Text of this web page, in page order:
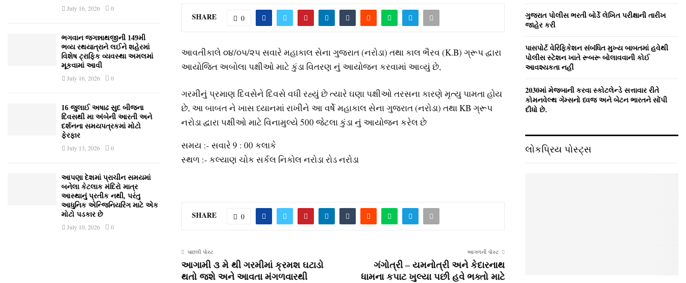
SHARE 0
આવતીકાલે ૦૪/૦૫/૨૫ સવારે મહાકાલ સેના ગુજરાત (નરોડા) તથા કાલ ભૈરવ (K.B) ગ્રૂપ દ્વારા
આયોજિત અબોલા પક્ષીઓ માટે કુંડા વિતરણ નું આયોજન કરવામાં આવ્યું છે,
ગરમીનું પ્રમાણ દિવસેને દિવસે વધી રહ્યું છે ત્યારે ઘણા પક્ષીઓ તરસના કારણે મૃત્યુ પામતા હોય
છે, આ બાબત ને ખાસ ધ્યાનમાં રાખીને આ વર્ષે મહાકાલ સેના ગુજરાત (નરોડા) તથા KB ગ્રૂપ
નરોડા દ્વારા પક્ષીઓ માટે વિનામુલ્યે 500 જેટલા કુંડા નું આયોજન કરેલ છે
સમય :- સવારે 9 : 00 કલાકે
સ્થળ :- કલ્યાણ ચોક સર્કલ નિકોલ નરોડા રોડ નરોડા
SHARE 0
પાછલી પોસ્ટ
આગામી ૩ મે થી ગરમીમાં ક્રમશ ઘટાડો
થતો જશે અને આવતા મંગળવારથી
આગળની પોસ્ટ
ગંગોત્રી – યમનોત્રી અને કેદારનાથ
ધામના કપાટ ખુલ્યા પછી હવે ભક્તો માટે
July 16, 2026 0
ભગવાન જગન્નાથજીની 149મી
ભવ્ય રથયાત્રાને લઈને શહેરમાં
વિશેષ ટ્રાફિક વ્યવસ્થા અમલમાં
મૂકવામાં આવી
July 16, 2026 0
16 જુલાઈ અષાઢ સુદ બીજના
દિવસથી મા અંબેની આરતી અને
દર્શનના સમયપત્રકમાં મોટો
ફેરફાર
July 13, 2026 0
આપણા દેશમાં પ્રાચીન સમયમાં
બનેલા કેટલાક મંદિરો માત્ર
આસ્થાનું પ્રતીક નથી, પરંતુ
આધુનિક એન્જિનિયરિંગ માટે એક
મોટો પડકાર છે
July 10, 2026 0
ગુજરાત પોલીસ ભરતી બોર્ડે લેખિત પરીક્ષાની તારીખ
જાહેર કરી
પાસપોર્ટ વેરિફિકેશન સંબંધિત મુખ્ય બાબતમાં હવેથી
પોલીસ સ્ટેશન ખાતે રૂબરૂ બોલાવવાની કોઈ
આવશ્યકતા નહીં
2030માં મેજબાની કરવા સ્કોટલેન્ડે સત્તાવાર રીતે
કોમનવેલ્થ ગેમ્સનો ધ્વજ અને બેટન ભારતને સોંપી
દીધો છે.
લોકપ્રિય પોસ્ટ્સ